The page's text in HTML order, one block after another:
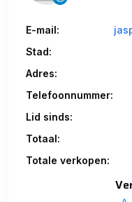
E-mail:
Stad:
Adres:
Telefoonnummer:
Lid sinds:
Totaal:
Totale verkopen: